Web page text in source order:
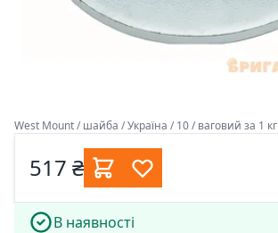
West Mount / шайба / Україна / 10 / ваговий за 1 кг
517 ₴
В наявності